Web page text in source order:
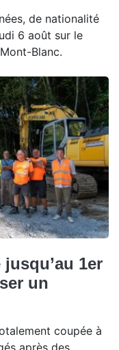
de nationalité
6 août sur le
Blanc.
1er
un
coupée à